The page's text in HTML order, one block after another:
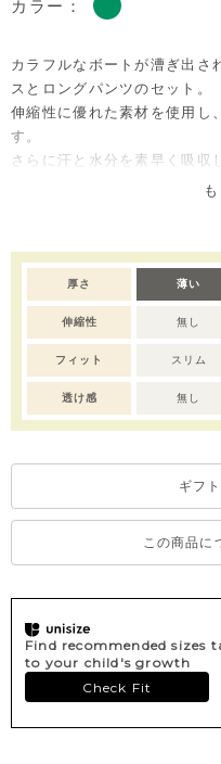
カラー：
カラフルなボートが漕ぎ出さ
スとロングパンツのセット。
伸縮性に優れた素材を使用し
す。
さらに汗と水分を素早く吸収
でルームウェアとしてぴった
ご自宅用としてはもちろん、
※サイズによってボタンの仕
さい。80サイズ：全開き、
サイズ：ボタン無し。
※撮影･モニター環境等によ
場合がございます。
※濃色部分は、摩擦や汗・雨
グ等に色移りする場合がご
※色移りを防ぐため、手洗い
厚さ 薄い
伸縮性 無し
フィット スリム
透け感 無し
ギフ
この商品に
Find recommended sizes
to your child's growth
Check Fit